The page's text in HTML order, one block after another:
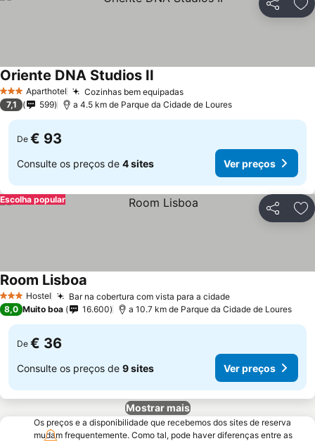
Partilhar
3 EstrelasAparthotel Cozinhas bem equipadas
Oriente DNA Studios II
7,1 599 a 4.5 km de Parque da Cidade de Loures
De € 93
Consulte os preços de 4 sites Ver preços
Partilhar
Escolha popular
3 EstrelasHostel Bar na cobertura com vista para a cidade
Room Lisboa
8,0 Muito boa 16.600 a 10.7 km de Parque da Cidade de Loures
De € 36
Consulte os preços de 9 sites Ver preços
Mostrar mais
Os preços e a disponibilidade que recebemos dos sites de reserva
mudam frequentemente. Como tal, pode haver diferenças entre as